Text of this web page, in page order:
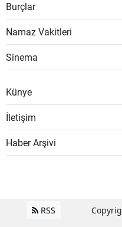
Burçlar
Namaz Vakitleri
Sinema
Künye
İletişim
Haber Arşivi
RSS